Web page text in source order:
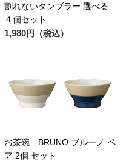
割れないタンブラー 選べる
４個セット
1,980円（税込）
お茶碗 BRUNO ブルーノ ペ
ア 2個 セット